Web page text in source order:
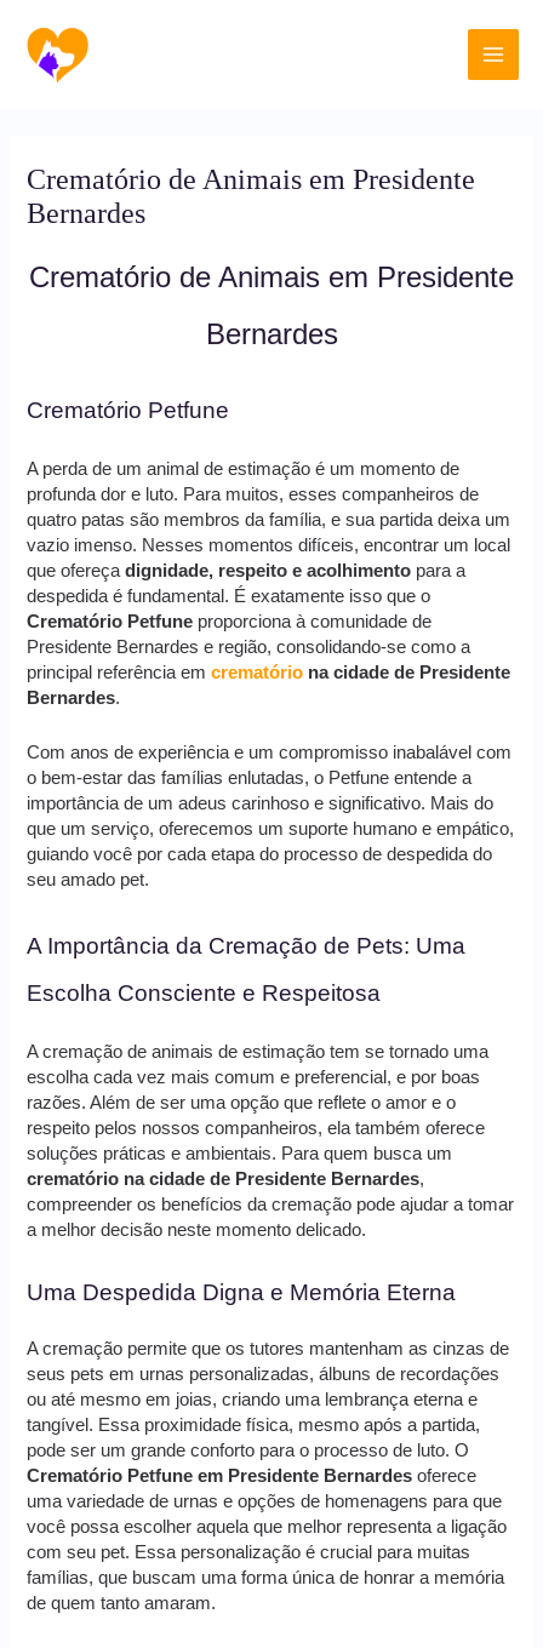
para
conteúdo
Main
Crematório de Animais em Presidente
Bernardes
Crematório de Animais em Presidente
Bernardes
Crematório Petfune
A perda de um animal de estimação é um momento de
profunda dor e luto. Para muitos, esses companheiros de
quatro patas são membros da família, e sua partida deixa um
vazio imenso. Nesses momentos difíceis, encontrar um local
que ofereçadignidade, respeito e acolhimento para a
despedida é fundamental. É exatamente isso que o
Crematório Petfune proporciona à comunidade de
Presidente Bernardes e região, consolidando-se como a
principal referência emcrematório na cidade de Presidente
Bernardes.
Com anos de experiência e um compromisso inabalável com
o bem-estar das famílias enlutadas, o Petfune entende a
importância de um adeus carinhoso e significativo. Mais do
que um serviço, oferecemos um suporte humano e empático,
guiando você por cada etapa do processo de despedida do
seu amado pet.
A Importância da Cremação de Pets: Uma
Escolha Consciente e Respeitosa
A cremação de animais de estimação tem se tornado uma
escolha cada vez mais comum e preferencial, e por boas
razões. Além de ser uma opção que reflete o amor e o
respeito pelos nossos companheiros, ela também oferece
soluções práticas e ambientais. Para quem busca um
crematório na cidade de Presidente Bernardes,
compreender os benefícios da cremação pode ajudar a tomar
a melhor decisão neste momento delicado.
Uma Despedida Digna e Memória Eterna
A cremação permite que os tutores mantenham as cinzas de
seus pets em urnas personalizadas, álbuns de recordações
ou até mesmo em joias, criando uma lembrança eterna e
tangível. Essa proximidade física, mesmo após a partida,
pode ser um grande conforto para o processo de luto. O
Crematório Petfune em Presidente Bernardes oferece
uma variedade de urnas e opções de homenagens para que
você possa escolher aquela que melhor representa a ligação
com seu pet. Essa personalização é crucial para muitas
famílias, que buscam uma forma única de honrar a memória
de quem tanto amaram.